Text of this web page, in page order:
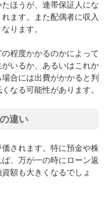
ほうが、連帯保証人にな
ます。また配偶者に収入
ります。
程度かかるのかによって
いるか、あるいはこれか
合には出費がかかると判
なる可能性があります。
違い
されます。特に預金や株
、万が一の時にローン返
額も大きくなるでしょ